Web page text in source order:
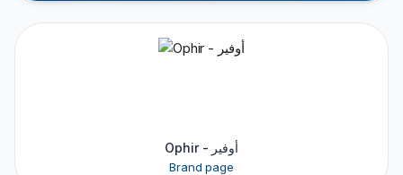
Ophir - أوفير
Brand page